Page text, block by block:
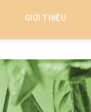
GIỚI THIỆU